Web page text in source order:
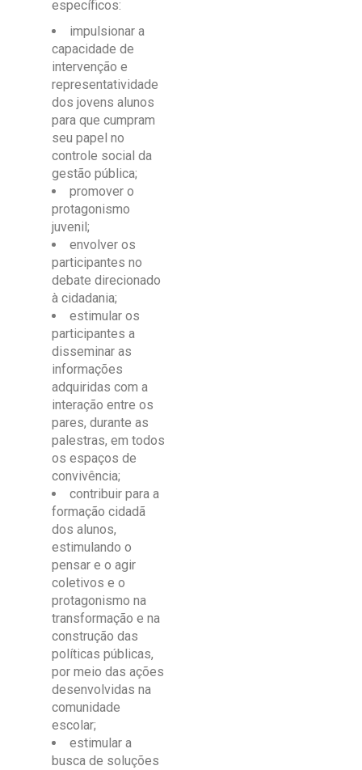
específicos:
impulsionar a
capacidade de
intervenção e
representatividade
dos jovens alunos
para que cumpram
seu papel no
controle social da
gestão pública;
promover o
protagonismo
juvenil;
envolver os
participantes no
debate direcionado
à cidadania;
estimular os
participantes a
disseminar as
informações
adquiridas com a
interação entre os
pares, durante as
palestras, em todos
os espaços de
convivência;
contribuir para a
formação cidadã
dos alunos,
estimulando o
pensar e o agir
coletivos e o
protagonismo na
transformação e na
construção das
políticas públicas,
por meio das ações
desenvolvidas na
comunidade
escolar;
estimular a
busca de soluções